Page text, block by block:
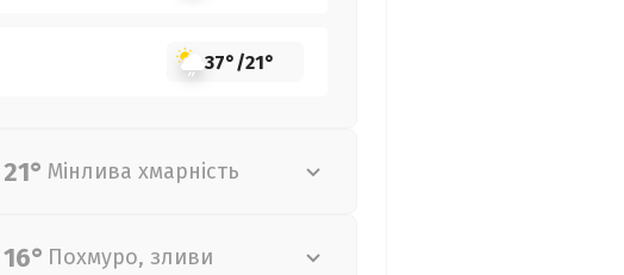
37°/21°
21° Мінлива хмарність
16° Похмуро, зливи